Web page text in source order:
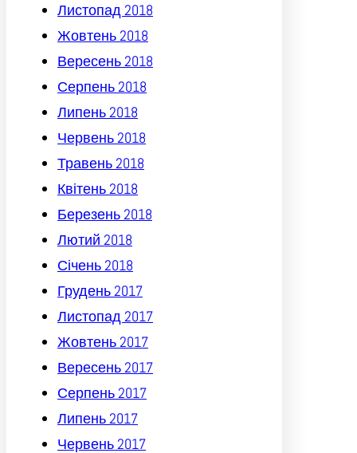
Листопад 2018
Жовтень 2018
Вересень 2018
Серпень 2018
Липень 2018
Червень 2018
Травень 2018
Квітень 2018
Березень 2018
Лютий 2018
Січень 2018
Грудень 2017
Листопад 2017
Жовтень 2017
Вересень 2017
Серпень 2017
Липень 2017
Червень 2017